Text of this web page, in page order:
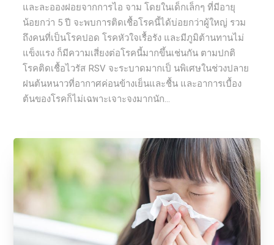
และละอองฝอยจากการไอ จาม โดยในเด็กเล็กๆ ที่มีอายุ
น้อยกว่า 5 ปี จะพบการติดเชื้อโรคนี้ได้บ่อยกว่าผู้ใหญ่ รวม
ถึงคนที่เป็นโรคปอด โรคหัวใจเรื้อรัง และมีภูมิต้านทานไม่
แข็งแรง ก็มีความเสี่ยงต่อโรคนี้มากขึ้นเช่นกัน ตามปกติ
โรคติดเชื้อไวรัส RSV จะระบาดมากเป็ นพิเศษในช่วงปลาย
ฝนต้นหนาวที่อากาศค่อนข้างเย็นและชื้น และอาการเบื้อง
ต้นของโรคก็ไม่เฉพาะเจาะจงมากนัก...